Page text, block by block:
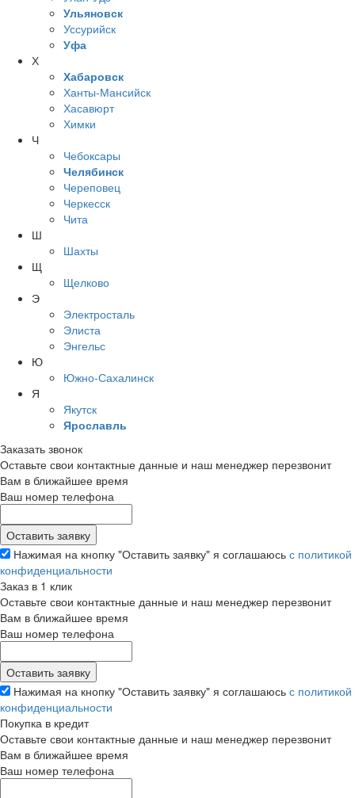
Ульяновск
Уссурийск
Уфа
Х
Хабаровск
Ханты-Мансийск
Хасавюрт
Химки
Ч
Чебоксары
Челябинск
Череповец
Черкесск
Чита
Ш
Шахты
Щ
Щелково
Э
Электросталь
Элиста
Энгельс
Ю
Южно-Сахалинск
Я
Якутск
Ярославль
Заказать звонок
Оставьте свои контактные данные и наш менеджер перезвонит
Вам в ближайшее время
Ваш номер телефона
Нажимая на кнопку "Оставить заявку" я соглашаюсь с политикой
конфиденциальности
Заказ в 1 клик
Оставьте свои контактные данные и наш менеджер перезвонит
Вам в ближайшее время
Ваш номер телефона
Нажимая на кнопку "Оставить заявку" я соглашаюсь с политикой
конфиденциальности
Покупка в кредит
Оставьте свои контактные данные и наш менеджер перезвонит
Вам в ближайшее время
Ваш номер телефона